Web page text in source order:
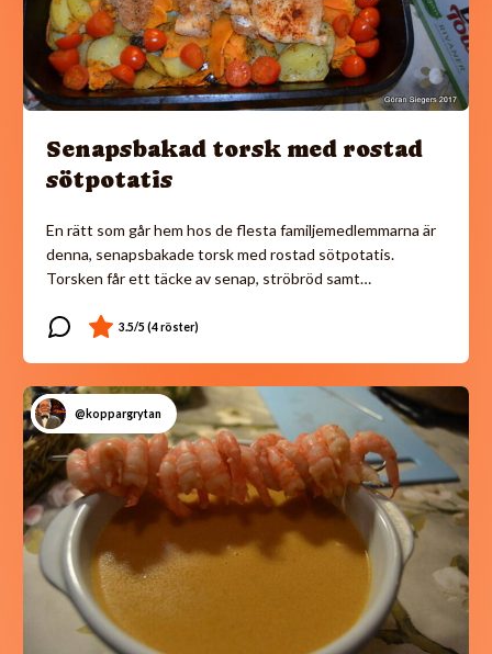
Senapsbakad torsk med rostad
sötpotatis
En rätt som går hem hos de flesta familjemedlemmarna är
denna, senapsbakade torsk med rostad sötpotatis.
Torsken får ett täcke av senap, ströbröd samt…
@koppargrytan